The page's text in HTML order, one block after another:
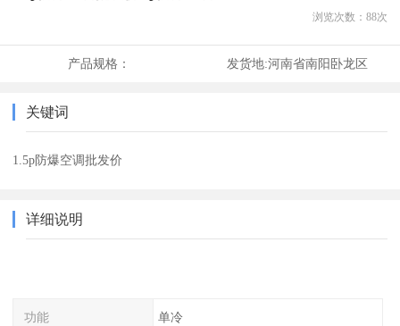
浏览次数： 88次
产品规格： 发货地:河南省南阳卧龙区
关键词
1.5p防爆空调批发价
详细说明
功能 单冷